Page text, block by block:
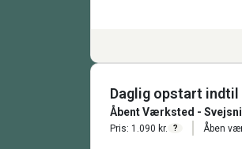
Daglig opstart indtil
Åbent Værksted -
Pris: 1.090 kr. ? Åben